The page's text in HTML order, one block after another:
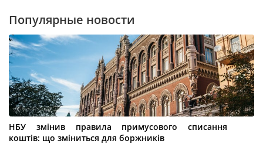
Популярные новости
НБУ змінив правила примусового списання
коштів: що зміниться для боржників